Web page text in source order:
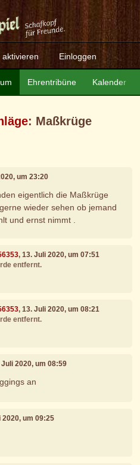
aktivieren Einloggen
Ehrentribüne Kalender
: Maßkrüge
um 23:20
eigentlich die Maßkrüge
wieder sehen ob jemand
und ernst nimmt .
, 13. Juli 2020, um 07:51
entfernt.
, 13. Juli 2020, um 08:21
entfernt.
Juli 2020, um 08:59
an
2020, um 09:25